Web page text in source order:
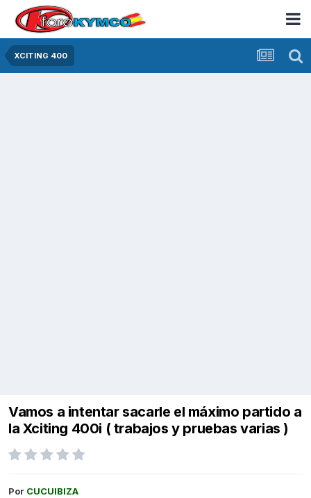
XCITING 400
Vamos a intentar sacarle el máximo partido a
la Xciting 400i ( trabajos y pruebas varias )
Por CUCUIBIZA